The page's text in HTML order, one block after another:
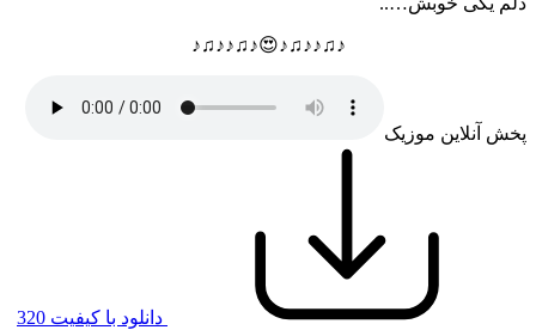
♪♫♪♪♫♪😍♪♫♪♪♫♪
پخش آنلاین موزیک
دانلود با کیفیت 320